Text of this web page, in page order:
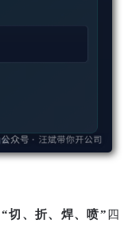
“切、折、焊、喷”四